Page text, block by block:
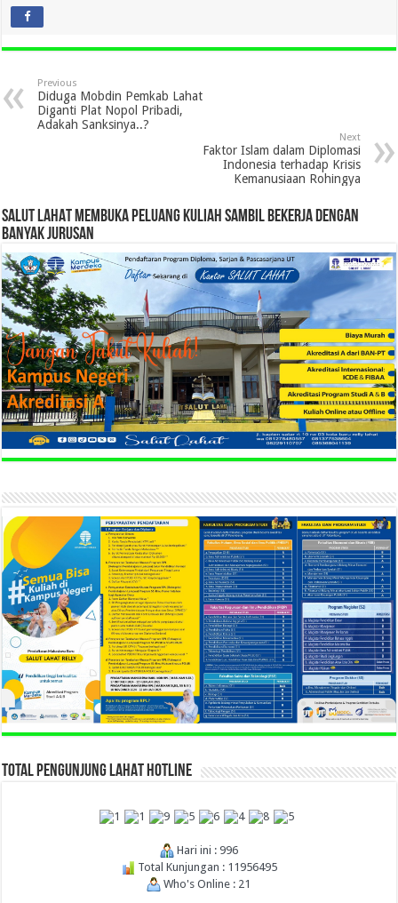
Previous
Diduga Mobdin Pemkab Lahat
Diganti Plat Nopol Pribadi,
Adakah Sanksinya..?
Next
Faktor Islam dalam Diplomasi
Indonesia terhadap Krisis
Kemanusiaan Rohingya
SALUT LAHAT MEMBUKA PELUANG KULIAH SAMBIL BEKERJA DENGAN
BANYAK JURUSAN
TOTAL PENGUNJUNG LAHAT HOTLINE
Hari ini : 996
Total Kunjungan : 11956495
Who's Online : 21